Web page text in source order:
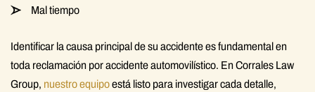
Mal tiempo
Identificar la causa principal de su accidente es fundamental en
toda reclamación por accidente automovilístico. En Corrales Law
Group, nuestro equipoestá listo para investigar cada detalle,